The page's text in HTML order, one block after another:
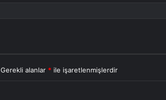
Gerekli alanlar * ile işaretlenmişlerdir